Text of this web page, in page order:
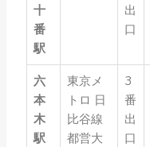
十
番
駅
出
口
六
本
木
駅
東京メ
トロ 日
比谷線
都営大
3
番
出
口